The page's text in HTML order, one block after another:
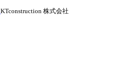
KTconstruction 株式会社